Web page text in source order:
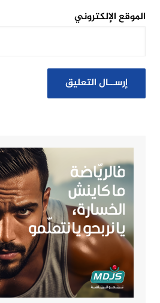
الموقع الإلكتروني